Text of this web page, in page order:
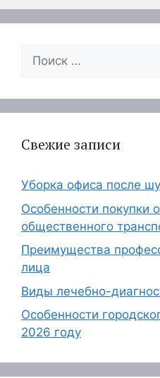
Поиск:
Свежие записи
Уборка офиса после
Особенности покупки
общественного
Преимущества
лица
Виды лечебно-
Особенности
2026 году